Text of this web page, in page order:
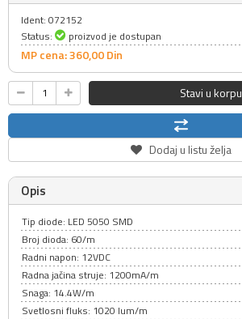
Ident: 072152
Status:
proizvod je dostupan
MP cena: 360,00Din
Stavi u korpu
Dodaj u listu želja
Opis
Tip diode: LED 5050 SMD
Broj dioda: 60/m
Radni napon: 12VDC
Radna jačina struje: 1200mA/m
Snaga: 14.4W/m
Svetlosni fluks: 1020 lum/m